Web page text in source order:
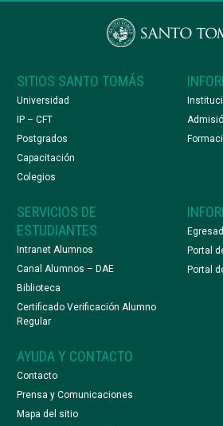
SITIOS SANTO TOMÁS
Universidad
IP – CFT
Postgrados
Capacitación
Colegios
SERVICIOS DE
ESTUDIANTES
Intranet Alumnos
Canal Alumnos – DAE
Biblioteca
Certificado Verificación Alumno
Regular
Portal
Portal
AYUDA Y CONTACTO
Contacto
Prensa y Comunicaciones
Mapa del sitio